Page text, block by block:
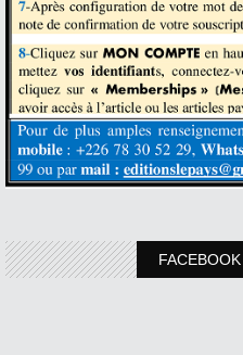
FACEBOOK